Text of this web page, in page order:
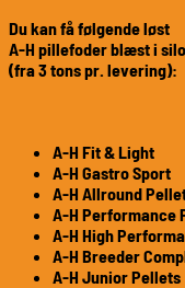
Du kan få følgende løst
A-H pillefoder blæst i silo
(fra 3 tons pr. levering):
A-H Fit & Light
A-H Gastro Sport
A-H Allround
A-H Performance
A-H High
A-H Breeder
A-H Junior Pellets